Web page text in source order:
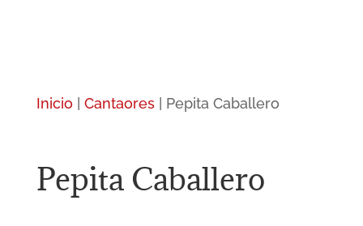
Inicio Cantaores| Pepita Caballero
Pepita Caballero